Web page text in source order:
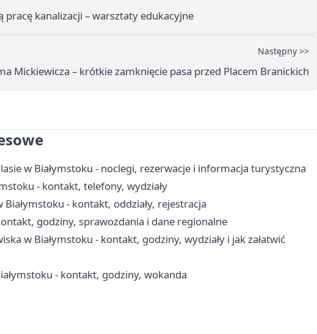
pracę kanalizacji – warsztaty edukacyjne
Następny >>
Mickiewicza – krótkie zamknięcie pasa przed Placem Branickich
w Białymstoku - noclegi, rezerwacje i informacja turystyczna
- kontakt, telefony, wydziały
- kontakt, oddziały, rejestracja
godziny, sprawozdania i dane regionalne
w Białymstoku - kontakt, godziny, wydziały i jak załatwić
- kontakt, godziny, wokanda